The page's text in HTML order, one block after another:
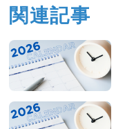
関連記事